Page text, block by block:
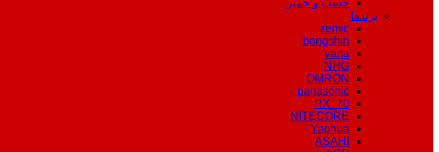
چسب و خمیر
برندها
zemic
bongshin
varta
NHG
OMRON
panasonic
RX_70
NITECORE
Yaohua
ASAHI